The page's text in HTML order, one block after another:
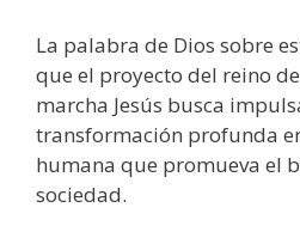
La palabra de Dios sobre
que el proyecto del reino
marcha Jesús busca
transformación profunda
humana que promueva el
sociedad.